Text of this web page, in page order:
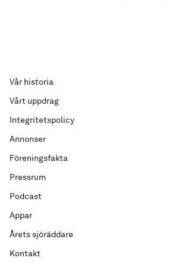
Vår historia
Vårt uppdrag
Integritetspolicy
Annonser
Föreningsfakta
Pressrum
Podcast
Appar
Årets sjöräddare
Kontakt